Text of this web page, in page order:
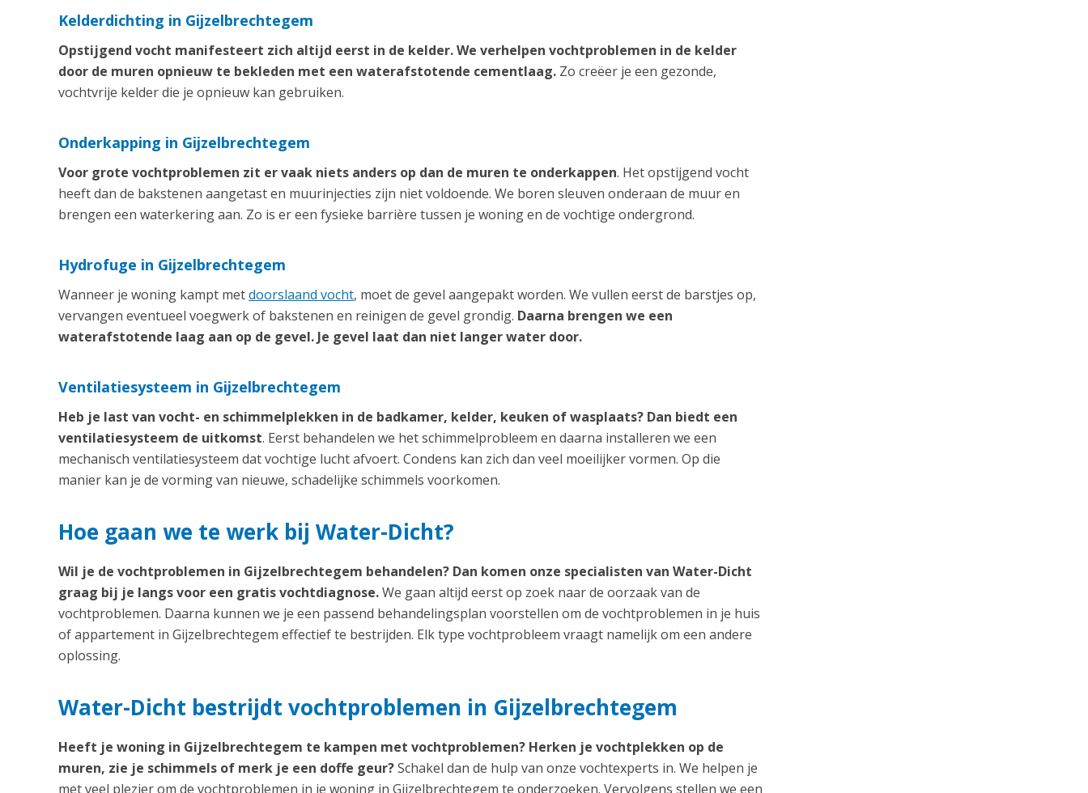
Kelderdichting in Gijzelbrechtegem
Opstijgend vocht manifesteert zich altijd eerst in de kelder. We verhelpen vochtproblemen in de kelder
door de muren opnieuw te bekleden met een waterafstotende cementlaag. Zo creëer je een gezonde,
vochtvrije kelder die je opnieuw kan gebruiken.
Onderkapping in Gijzelbrechtegem
Voor grote vochtproblemen zit er vaak niets anders op dan de muren te onderkappen. Het opstijgend vocht
heeft dan de bakstenen aangetast en muurinjecties zijn niet voldoende. We boren sleuven onderaan de muur en
brengen een waterkering aan. Zo is er een fysieke barrière tussen je woning en de vochtige ondergrond.
Hydrofuge in Gijzelbrechtegem
Wanneer je woning kampt metdoorslaand vocht, moet de gevel aangepakt worden. We vullen eerst de barstjes op,
vervangen eventueel voegwerk of bakstenen en reinigen de gevel grondig. Daarna brengen we een
waterafstotende laag aan op de gevel. Je gevel laat dan niet langer water door.
Ventilatiesysteem in Gijzelbrechtegem
Heb je last van vocht- en schimmelplekken in de badkamer, kelder, keuken of wasplaats? Dan biedt een
ventilatiesysteem de uitkomst. Eerst behandelen we het schimmelprobleem en daarna installeren we een
mechanisch ventilatiesysteem dat vochtige lucht afvoert. Condens kan zich dan veel moeilijker vormen. Op die
manier kan je de vorming van nieuwe, schadelijke schimmels voorkomen.
Hoe gaan we te werk bij Water-Dicht?
Wil je de vochtproblemen in Gijzelbrechtegem behandelen? Dan komen onze specialisten van Water-Dicht
graag bij je langs voor een gratis vochtdiagnose.We gaan altijd eerst op zoek naar de oorzaak van de
vochtproblemen. Daarna kunnen we je een passend behandelingsplan voorstellen om de vochtproblemen in je huis
of appartement in Gijzelbrechtegem effectief te bestrijden. Elk type vochtprobleem vraagt namelijk om een andere
oplossing.
Water-Dicht bestrijdt vochtproblemen in Gijzelbrechtegem
Heeft je woning in Gijzelbrechtegem te kampen met vochtproblemen? Herken je vochtplekken op de
muren, zie je schimmels of merk je een doffe geur?Schakel dan de hulp van onze vochtexperts in. We helpen je
met veel plezier om de vochtproblemen in je woning in Gijzelbrechtegem te onderzoeken. Vervolgens stellen we een